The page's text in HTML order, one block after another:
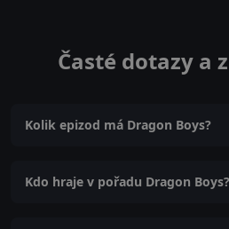
Časté dotazy a
Kolik epizod má Dragon Boys?
Kdo hraje v pořadu Dragon Boys?